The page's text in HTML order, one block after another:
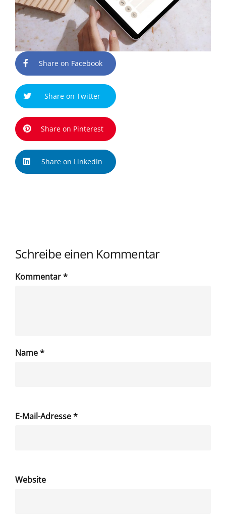
Share on Facebook
Share on Twitter
Share on Pinterest
Share on LinkedIn
Schreibe einen Kommentar
Kommentar*
Name*
E-Mail-Adresse*
Website